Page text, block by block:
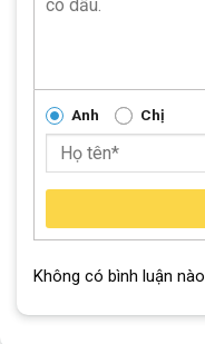
Anh Chị
Không có bình luận nào